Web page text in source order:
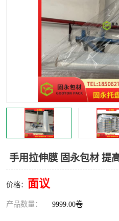
手用拉伸膜 固永包材 提
价格： 面议
产品数量： 9999.00卷
托盘捆绑带